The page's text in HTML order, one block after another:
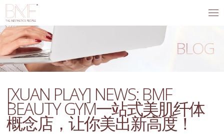
BLOG
[XUAN PLAY] NEWS: BMF
BEAUTY GYM一站式美肌纤体
概念店，让你美出新高度！